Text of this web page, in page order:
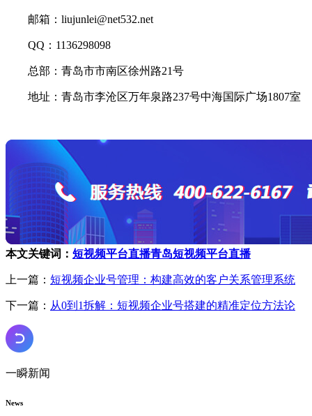
邮箱：liujunlei@net532.net
QQ：1136298098
总部：青岛市市南区徐州路21号
地址：青岛市李沧区万年泉路237号中海国际广场1807室
本文关键词： 短视频平台直播青岛短视频平台直播
上一篇： 短视频企业号管理：构建高效的客户关系管理系统
下一篇： 从0到1拆解：短视频企业号搭建的精准定位方法论
一瞬新闻
News